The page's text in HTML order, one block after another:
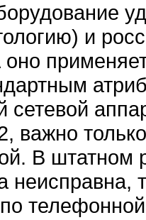
и
сетевой
важно
В штатном
неисправна,